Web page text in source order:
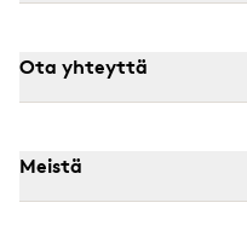
Ota yhteyttä
Meistä